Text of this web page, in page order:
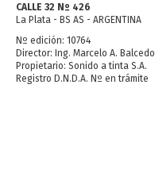
CALLE 32 Nº 426
La Plata - BS AS - ARGENTINA
Nº edición: 10764
Director: Ing. Marcelo A. Balcedo
Propietario: Sonido a tinta S.A.
Registro D.N.D.A. Nº en trámite